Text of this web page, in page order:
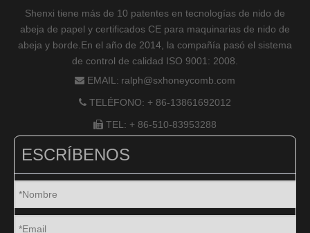
Shenxi tiene más de 10 patentes en tecnologías de nido de
abeja de papel y certificados CE para maquinarias de nido de
abeja y borde.En el año de 2014, la compañía pasó el sistema
de control de calidad ISO 9001: 2008.
 EMAIL: ralph@sxhoneycomb.com
 TELÉFONO: + 86-13861692012
 TEL: + 86-510-83953288
ESCRÍBENOS